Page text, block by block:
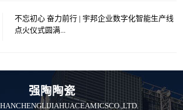
不忘初心 奋力前行 | 宇邦企业数字化智能生产线
点火仪式圆满...
强陶陶瓷